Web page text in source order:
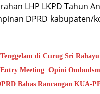
LHP LKPD Tahun
DPRD kabupaten/
Meeting Opini
Bahas Rancangan KUA-